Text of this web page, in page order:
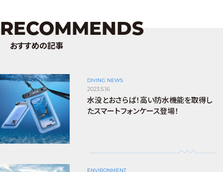
RECOMMENDS
おすすめの記事
DIVING NEWS
2023.5.16
水没とおさらば！高い防水機能を取得し
たスマートフォンケース登場！
ENVIRONMENT